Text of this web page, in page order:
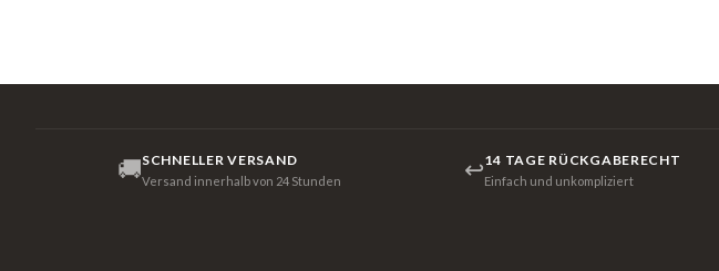
🚚SCHNELLER VERSAND
Versand innerhalb von 24 Stunden ↩14 TAGE RÜCKGABERECHT
Einfach und unkompliziert